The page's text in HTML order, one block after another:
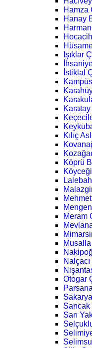
Hamza
Hanay
Işıklar
İstiklal
Kılıç
Köprü
Meram
Otogar
Sancak
Sarı